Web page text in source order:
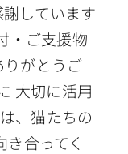
しています
・ご支援物
がとうご
大切に活用
、猫たちの
合ってく